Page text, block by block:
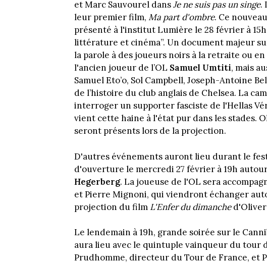
et Marc Sauvourel dansJe ne suis pas un singe.
leur premier film, Ma part d'ombre. Ce
présenté à l'institut Lumière le 28 février à
littérature et cinéma”. Un document majeur
la parole à des joueurs noirs à la retraite ou
l'ancien joueur de l’OL Samuel Umtiti, mais
Samuel Eto’o, Sol Campbell, Joseph-Antoine
de l’histoire du club anglais de Chelsea. La
interroger un supporter fasciste de l'Hellas
vient cette haine à l'état pur dans les stades.
seront présents lors de la projection.
D'autres événements auront lieu durant le
d'ouverture le mercredi 27 février à 19h
Hegerberg. La joueuse de l'OL sera
et Pierre Mignoni, qui viendront échanger
projection du film L'Enfer du dimanched'Oliver
Le lendemain à 19h, grande soirée sur le
aura lieu avec le quintuple vainqueur du tour
Prudhomme, directeur du Tour de France, et